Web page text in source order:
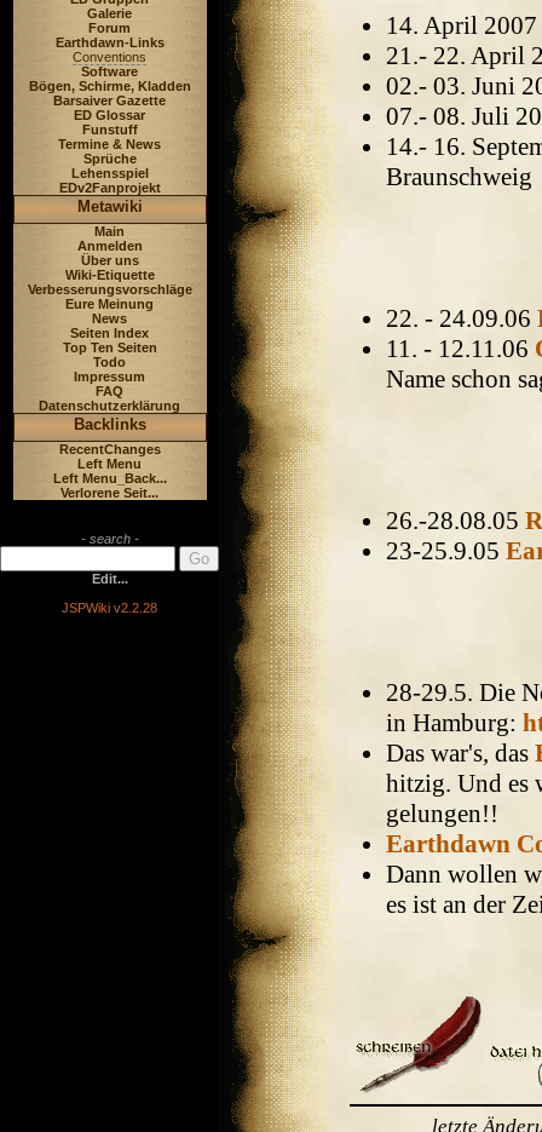
Galerie
Forum
Earthdawn-Links
Conventions
Software
Bögen, Schirme, Kladden
Barsaiver Gazette
ED Glossar
Funstuff
Termine & News
Sprüche
Lehensspiel
EDv2Fanprojekt
Metawiki
Main
Anmelden
Über uns
Wiki-Etiquette
Verbesserungsvorschläge
Eure Meinung
News
Seiten Index
Top Ten Seiten
Todo
Impressum
FAQ
Datenschutzerklärung
Backlinks
RecentChanges
Left Menu
Left Menu_Back...
Verlorene Seit...
- search -
Edit...
JSPWiki v2.2.28
14. April 2007
21.- 22. April
02.- 03. Juni
07.- 08. Juli
14.- 16.
Braunschweig
22. - 24.09.06
11. - 12.11.06
Name schon
26.-28.08.05
23-25.9.05
28-29.5. Die
in Hamburg:
Das war's, das
hitzig. Und es
gelungen!!
Earthdawn
Dann wollen
es ist an der
letzte